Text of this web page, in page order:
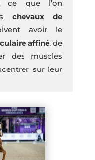
ce que l’on
chevaux de
avoir le
affiné, de
des muscles
sur leur